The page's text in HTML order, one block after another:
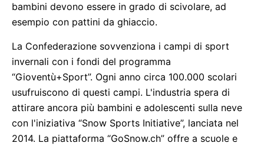
bambini devono essere in grado di scivolare, ad
esempio con pattini da ghiaccio.
La Confederazione sovvenziona i campi di sport
invernali con i fondi del programma
“Gioventù+Sport”. Ogni anno circa 100.000 scolari
usufruiscono di questi campi. L'industria spera di
attirare ancora più bambini e adolescenti sulla neve
con l'iniziativa “Snow Sports Initiative”, lanciata nel
2014. La piattaforma “GoSnow.ch” offre a scuole e